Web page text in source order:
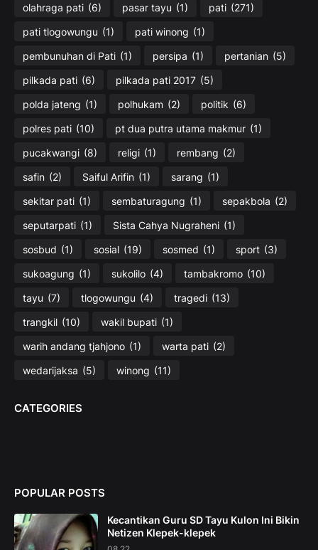
olahraga pati (6) pasar tayu (1) pati (271)
pati tlogowungu (1) pati winong (1)
pembunuhan di Pati (1) persipa (1) pertanian (5)
pilkada pati (6) pilkada pati 2017 (5)
polda jateng (1) polhukam (2) politik (6)
polres pati (10) pt dua putra utama makmur (1)
pucakwangi (8) religi (1) rembang (2)
safin (2) Saiful Arifin (1) sarang (1)
sekitar pati (1) sembaturagung (1) sepakbola (2)
seputarpati (1) Sista Cahya Nugraheni (1)
sosbud (1) sosial (19) sosmed (1) sport (3)
sukoagung (1) sukolilo (4) tambakromo (10)
tayu (7) tlogowungu (4) tragedi (13)
trangkil (10) wakil bupati (1)
warih andang tjahjono (1) warta pati (2)
wedarijaksa (5) winong (11)
CATEGORIES
POPULAR POSTS
Kecantikan Guru SD Tayu Kulon Ini Bikin
Netizen Klepek-klepek